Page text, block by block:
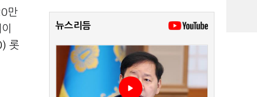
만
롯
뉴스리듬